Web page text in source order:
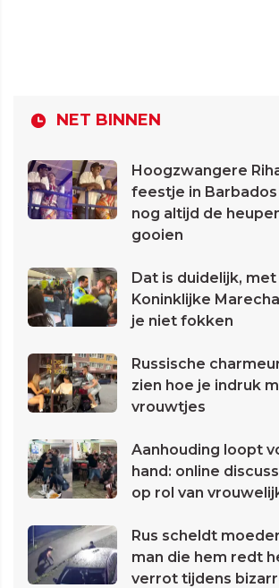
NET BINNEN
Hoogzwangere
feestje in
nog altijd de
gooien
Dat is duidelijk,
Koninklijke
je niet fokken
Russische
zien hoe je indruk
vrouwtjes
Aanhouding loopt
hand: online
op rol van
Rus scheldt
man die hem redt
verrot tijdens